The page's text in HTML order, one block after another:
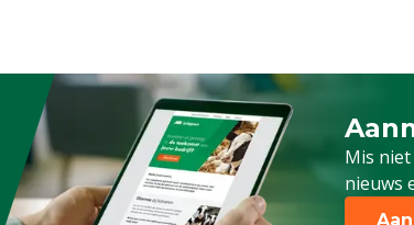
Mis
nieuws
Schrijf